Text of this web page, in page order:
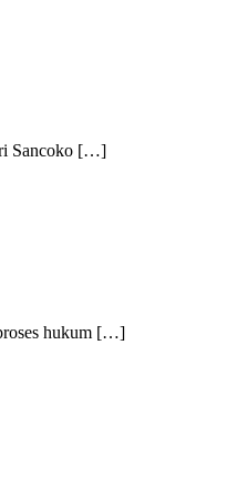
Sancoko […]
hukum […]